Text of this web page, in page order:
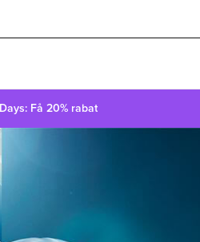
Få 20% rabat